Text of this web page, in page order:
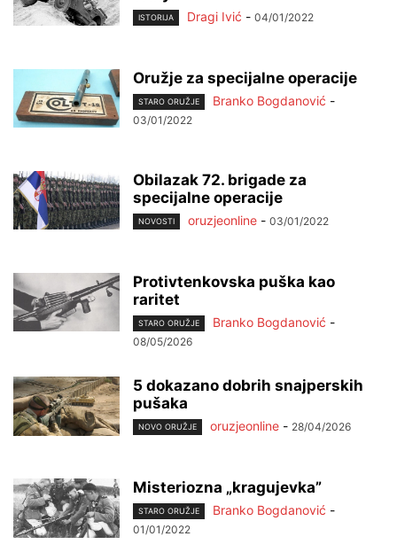
ISTORIJA Dragi Ivić - 04/01/2022
Oružje za specijalne operacije
STARO ORUŽJE Branko Bogdanović -
03/01/2022
Obilazak 72. brigade za
specijalne operacije
NOVOSTI oruzjeonline - 03/01/2022
Protivtenkovska puška kao
raritet
STARO ORUŽJE Branko Bogdanović -
08/05/2026
5 dokazano dobrih snajperskih
pušaka
NOVO ORUŽJE oruzjeonline - 28/04/2026
Misteriozna „kragujevka”
STARO ORUŽJE Branko Bogdanović -
01/01/2022